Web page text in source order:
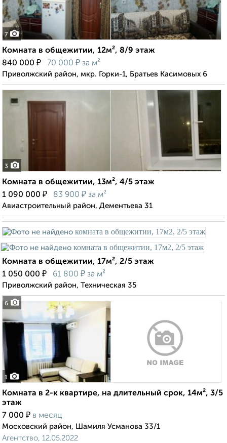
7
Комната в общежитии, 12м², 8/9 этаж
840 000 ₽ 70 000 ₽ за м²
Приволжский район, мкр. Горки-1, Братьев Касимовых 6
3
Комната в общежитии, 13м², 4/5 этаж
1 090 000 ₽ 83 900 ₽ за м²
Авиастроительный район, Дементьева 31
6
Комната в общежитии, 17м², 2/5 этаж
1 050 000 ₽ 61 800 ₽ за м²
Приволжский район, Техническая 35
1
Комната в 2-к квартире, на длительный срок, 14м², 3/5
этаж
7 000 ₽ в месяц
Московский район, Шамиля Усманова 33/1
Агентство, 12.05.2022